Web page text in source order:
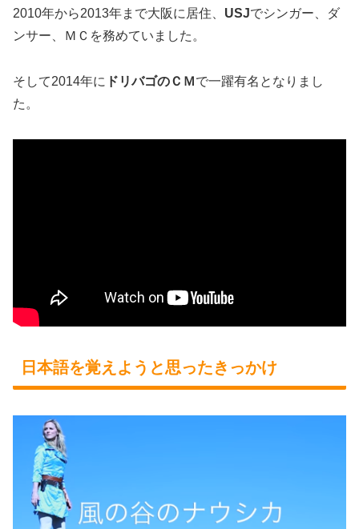
2010年から2013年まで大阪に居住、 USJでシンガー、ダ
ンサー、ＭＣを務めていました。
そして2014年に ドリバゴのＣＭで一躍有名となりまし
た。
日本語を覚えようと思ったきっかけ